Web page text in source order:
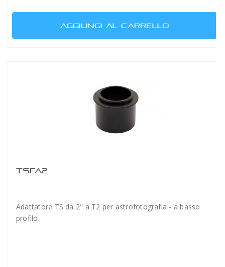
AGGIUNGI AL CARRELLO
TSFA2
Adattatore TS da 2" a T2 per astrofotografia - a basso
profilo